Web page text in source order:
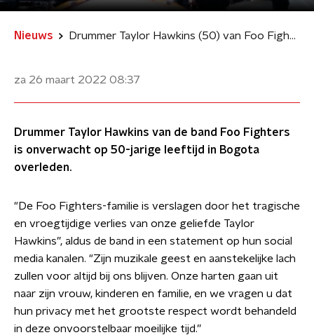
Nieuws Drummer Taylor Hawkins (50) van Foo Fighters overleden
za 26 maart 2022 08:37
Drummer Taylor Hawkins van de band Foo Fighters
is onverwacht op 50-jarige leeftijd in Bogota
overleden.
"De Foo Fighters-familie is verslagen door het tragische
en vroegtijdige verlies van onze geliefde Taylor
Hawkins”, aldus de band in een statement op hun social
media kanalen. "Zijn muzikale geest en aanstekelijke lach
zullen voor altijd bij ons blijven. Onze harten gaan uit
naar zijn vrouw, kinderen en familie, en we vragen u dat
hun privacy met het grootste respect wordt behandeld
in deze onvoorstelbaar moeilijke tijd.”